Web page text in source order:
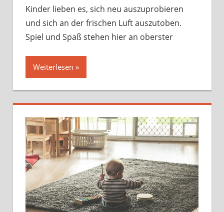
Kinder lieben es, sich neu auszuprobieren
und sich an der frischen Luft auszutoben.
Spiel und Spaß stehen hier an oberster
Weiterlesen